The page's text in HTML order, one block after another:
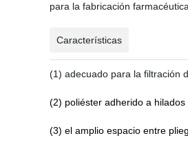
para la fabricación
Características
(1) adecuado para la filtración
(2) poliéster adherido a
(3) el amplio espacio entre